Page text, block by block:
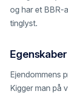
og har et BBR-
tinglyst.
Egenskaber
Ejendommens
Kigger man på